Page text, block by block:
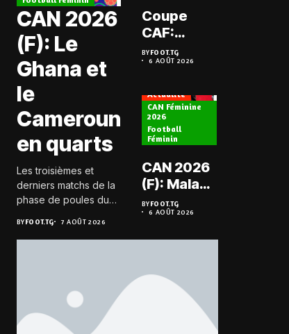
CAN 2026
(F): Le
Ghana et
le
Cameroun
en quarts
Les troisièmes et
derniers matchs de la
phase de poules du
féminine 2026 se sont
joués le 6 août 2026 à
BYFOOT.TG 7 AOÛT 2026
Coupe
CAF:
L’ASKO du
Togo face
du Niger
BYFOOT.TG
6 AOÛT 2026
Actualité
CAN Féminine
2026
Football
Féminin
CAN 2026
(F): Malawi
historique,
le Nigeria
BYFOOT.TG
6 AOÛT 2026